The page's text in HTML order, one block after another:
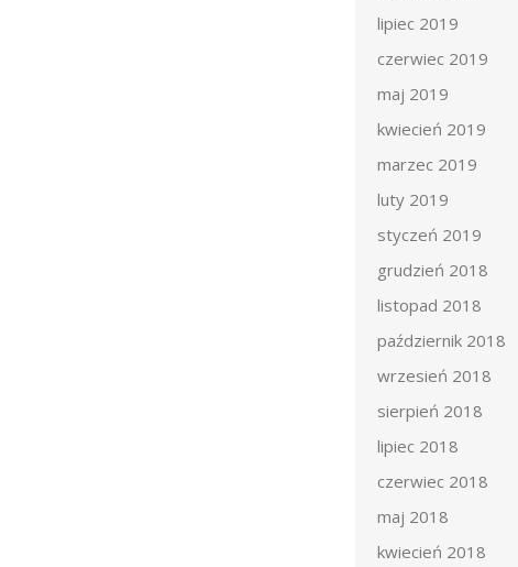
lipiec 2019
czerwiec 2019
maj 2019
kwiecień 2019
marzec 2019
luty 2019
styczeń 2019
grudzień 2018
listopad 2018
październik 2018
wrzesień 2018
sierpień 2018
lipiec 2018
czerwiec 2018
maj 2018
kwiecień 2018